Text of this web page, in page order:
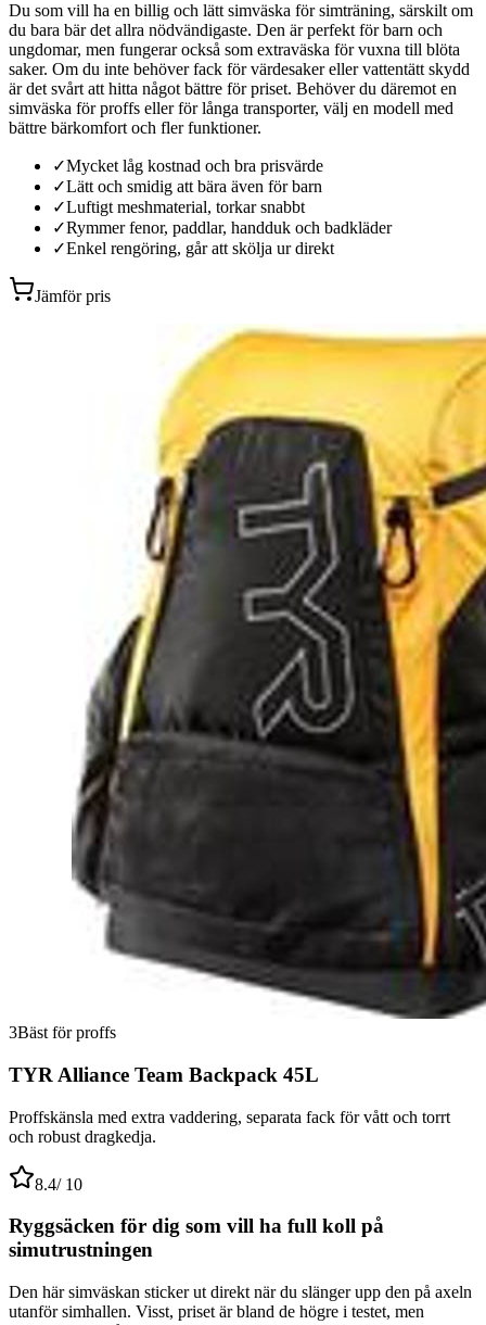
Du som vill ha en billig och lätt simväska för simträning, särskilt om
du bara bär det allra nödvändigaste. Den är perfekt för barn och
ungdomar, men fungerar också som extraväska för vuxna till blöta
saker. Om du inte behöver fack för värdesaker eller vattentätt skydd
är det svårt att hitta något bättre för priset. Behöver du däremot en
simväska för proffs eller för långa transporter, välj en modell med
bättre bärkomfort och fler funktioner.
✓Mycket låg kostnad och bra prisvärde
✓Lätt och smidig att bära även för barn
✓Luftigt meshmaterial, torkar snabbt
✓Rymmer fenor, paddlar, handduk och badkläder
✓Enkel rengöring, går att skölja ur direkt
Jämför pris
3Bäst för proffs
TYR Alliance Team Backpack 45L
Proffskänsla med extra vaddering, separata fack för vått och torrt
och robust dragkedja.
8.4/ 10
Ryggsäcken för dig som vill ha full koll på
simutrustningen
Den här simväskan sticker ut direkt när du slänger upp den på axeln
utanför simhallen. Visst, priset är bland de högre i testet, men